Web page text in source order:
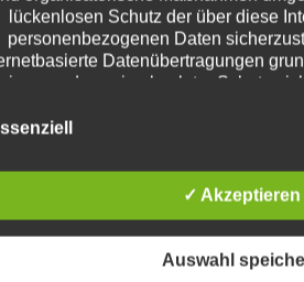
lückenlosen Schutz der über diese
personenbezogenen Daten
Datenübertragungen
sodass ein absoluter Schutz
Daten auch auf
beruht auf den
Richtlinien- und
Grundverordnung (DS-
soll sowohl für die
✓ Akzeptieren
Auswahl